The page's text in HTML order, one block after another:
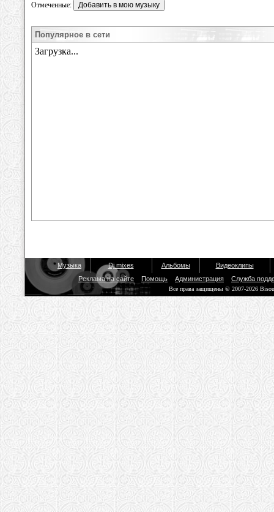
Отмеченные:
Популярное в сети
Музыка Dj mixes Альбомы
Видеоклипы
Реклама на сайте
Помощь Администрация Служба
Все права защищены © 2007-2026